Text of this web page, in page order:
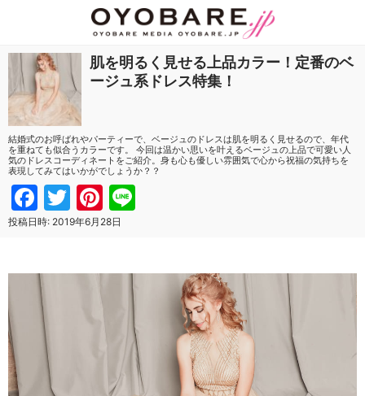
肌を明るく見せる上品カラー！定番のベ
ージュ系ドレス特集！
結婚式のお呼ばれやパーティーで、ベージュのドレスは肌を明るく見せるので、年代
を重ねても似合うカラーです。 今回は温かい思いを叶えるベージュの上品で可愛い人
気のドレスコーディネートをご紹介。身も心も優しい雰囲気で心から祝福の気持ちを
表現してみてはいかがでしょうか？？
Facebook
TwitterPinterest
投稿日時: 2019年6月28日